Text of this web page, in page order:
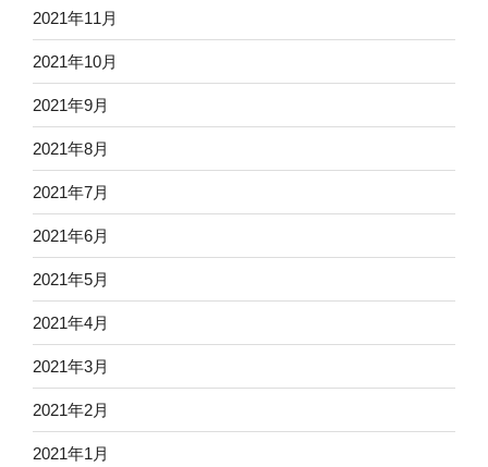
2021年11月
2021年10月
2021年9月
2021年8月
2021年7月
2021年6月
2021年5月
2021年4月
2021年3月
2021年2月
2021年1月